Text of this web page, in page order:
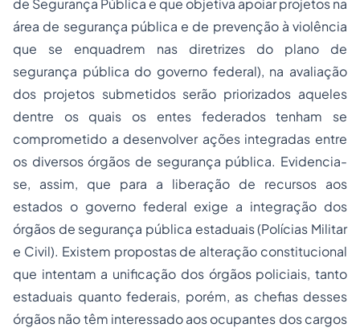
de Segurança Pública e que objetiva apoiar projetos na
área de segurança pública e de prevenção à violência
que se enquadrem nas diretrizes do plano de
segurança pública do governo federal), na avaliação
dos projetos submetidos serão priorizados aqueles
dentre os quais os entes federados tenham se
comprometido a desenvolver ações integradas entre
os diversos órgãos de segurança pública. Evidencia-
se, assim, que para a liberação de recursos aos
estados o governo federal exige a integração dos
órgãos de segurança pública estaduais (Polícias Militar
e Civil). Existem propostas de alteração constitucional
que intentam a unificação dos órgãos policiais, tanto
estaduais quanto federais, porém, as chefias desses
órgãos não têm interessado aos ocupantes dos cargos